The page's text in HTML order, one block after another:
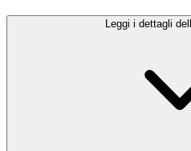
Leggi i dettagli